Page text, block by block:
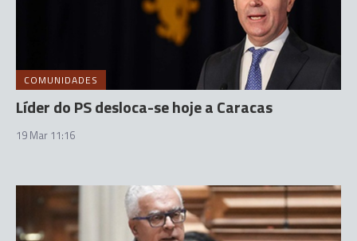
COMUNIDADES
Líder do PS desloca-se hoje a Caracas
19 Mar 11:16